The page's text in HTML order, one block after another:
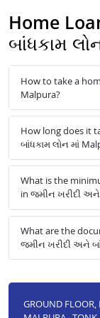
Home
બાંધકામ
How to take a
Malpura?
How long does it
બાંધકામ લોન માં
What is the
in જમીન ખરીદી અને
What are the
જમીન ખરીદી અને
GROUND FLOOR,